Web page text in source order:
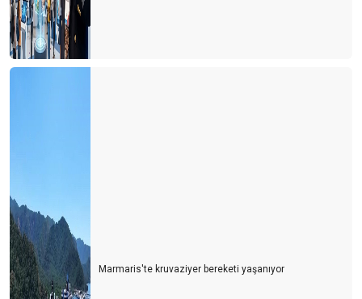
Marmaris'te kruvaziyer bereketi yaşanıyor